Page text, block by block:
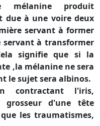
mélanine produit
due à une voire deux
servant à former
servant à transformer
signifie que si la
,la mélanine ne sera
le sujet sera albinos.
contractant l'iris,
grosseur d'une tête
les traumatismes,